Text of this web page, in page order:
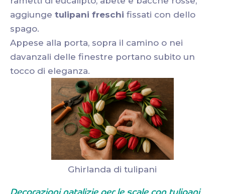
aggiunge tulipani freschi fissati con dello
spago.
Appese alla porta, sopra il camino o nei
davanzali delle finestre portano subito un
tocco di eleganza.
Ghirlanda di tulipani